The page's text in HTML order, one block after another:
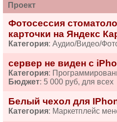
Проект
Фотосессия
карточки на Яндекс
Категория: Аудио/Видео/
сервер не виден с
Категория:
Бюджет: 5 000 руб, для всех
Белый чехол для
Категория: Маркетплейс